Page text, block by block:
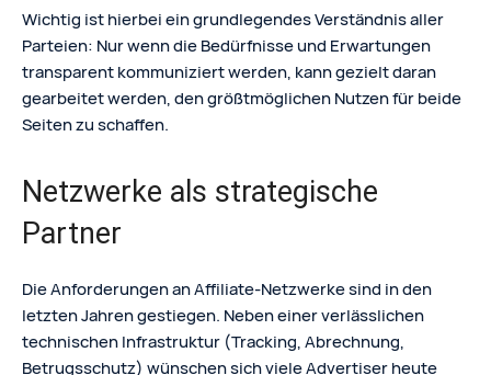
Wichtig ist hierbei ein grundlegendes Verständnis aller
Parteien: Nur wenn die Bedürfnisse und Erwartungen
transparent kommuniziert werden, kann gezielt daran
gearbeitet werden, den größtmöglichen Nutzen für beide
Seiten zu schaffen.
Netzwerke als strategische
Partner
Die Anforderungen an Affiliate-Netzwerke sind in den
letzten Jahren gestiegen. Neben einer verlässlichen
technischen Infrastruktur (Tracking, Abrechnung,
Betrugsschutz) wünschen sich viele Advertiser heute